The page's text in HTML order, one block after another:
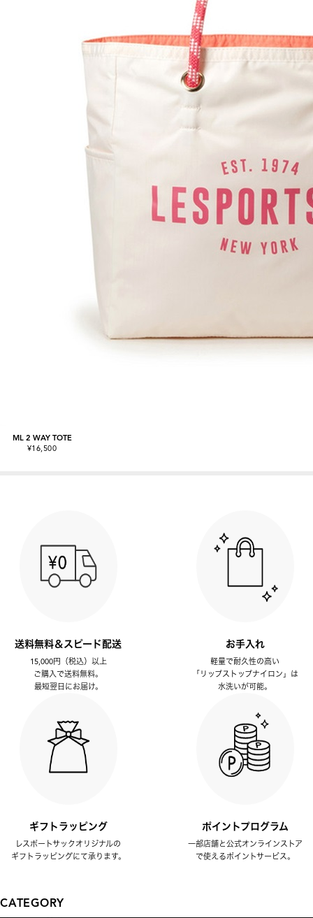
ML 2 WAY TOTE
¥16,500
送料無料＆スピード配送
15,000円（税込）以上
ご購入で送料無料。
最短翌日にお届け。
お手入れ
軽量で耐久性の高い
「リップストップナイロン」は
水洗いが可能。
ギフトラッピング
レスポートサックオリジナルの
ギフトラッピングにて承ります。
ポイントプログラム
一部店舗と公式オンラインストア
で使えるポイントサービス。
CATEGORY